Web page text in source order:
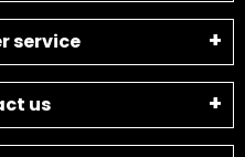
service
us